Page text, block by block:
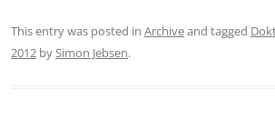
c
e
itt
er
ar
e
This entry was posted in Archiveand tagged
2012 bySimon Jebsen.